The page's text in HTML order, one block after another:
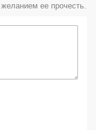
ее прочесть.